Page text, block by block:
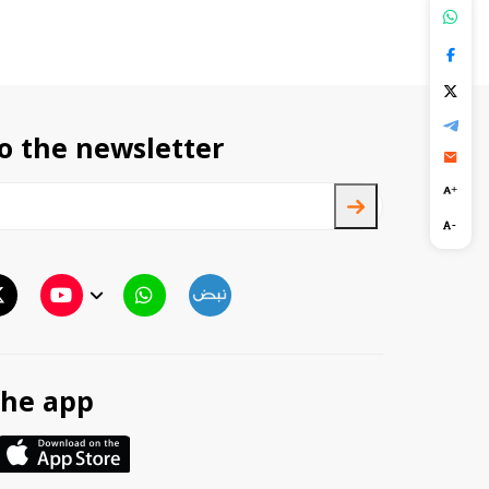
the newsletter
app